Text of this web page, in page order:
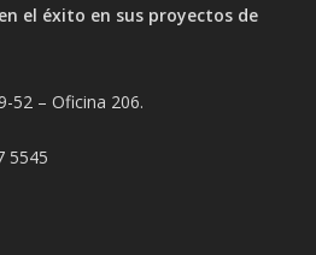
el éxito en sus proyectos de
52 – Oficina 206.
5545